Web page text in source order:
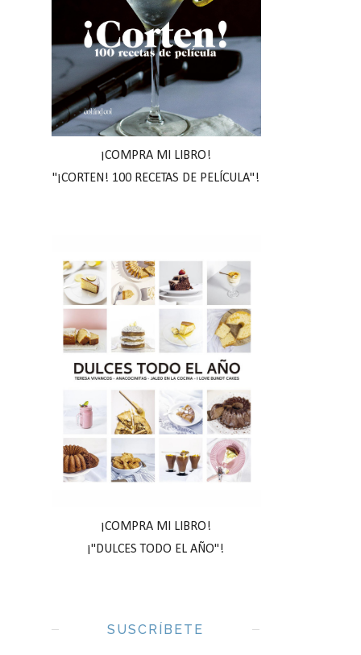
¡COMPRA MI LIBRO!
"¡CORTEN! 100 RECETAS DE PELÍCULA"!
¡COMPRA MI LIBRO!
¡"DULCES TODO EL AÑO"!
SUSCRÍBETE